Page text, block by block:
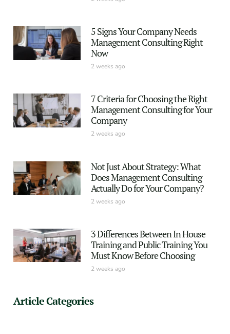
5 Signs Your Company Needs
Management Consulting Right
Now
2 weeks ago
7 Criteria for Choosing the Right
Management Consulting for Your
Company
2 weeks ago
Not Just About Strategy: What
Does Management Consulting
Actually Do for Your Company?
2 weeks ago
3 Differences Between In House
Training and Public Training You
Must Know Before Choosing
2 weeks ago
Article Categories